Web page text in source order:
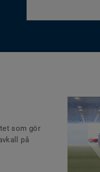
som gör
på